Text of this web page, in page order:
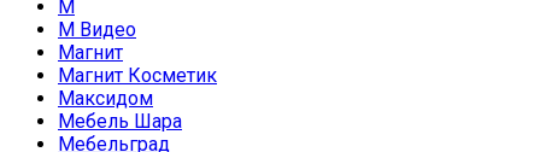
М
М Видео
Магнит
Магнит Косметик
Максидом
Мебель Шара
Мебельград